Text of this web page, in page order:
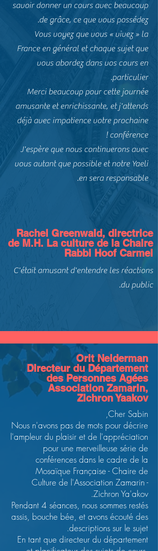
savoir donner un cours avec beaucoup
de grâce, ce que vous possédez.
Vous voyez que vous « vivez » la
France en général et chaque sujet que
vous abordez dans vos cours en
particulier.
Merci beaucoup pour cette journée
amusante et enrichissante, et j'attends
déjà avec impatience votre prochaine
conférence !
J'espère que nous continuerons avec
vous autant que possible et notre Yaeli
en sera responsable.
Rachel Greenwald, directrice
de M.H. La culture de la Chaire
Rabbi Hoof Carmel
C'était amusant d'entendre les réactions
du public.
Orit Neiderman
Directeur du Département
des Personnes Agées
Association Zamarin,
Zichron Yaakov
Cher Sabin,
Nous n'avons pas de mots pour décrire
l'ampleur du plaisir et de l'appréciation
pour une merveilleuse série de
conférences dans le cadre de la
Mosaïque Française - Chaire de
Culture de l'Association Zamarin -
Zichron Ya'akov.
Pendant 4 séances, nous sommes restés
assis, bouche bée, et avons écouté des
descriptions sur le sujet.
En tant que directeur du département